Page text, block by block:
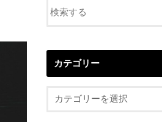
カテゴリー